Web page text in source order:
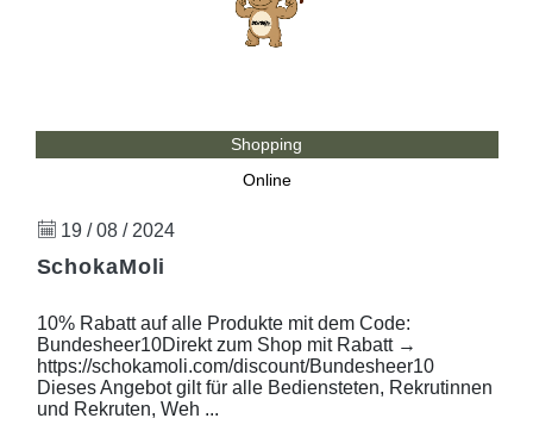
Shopping
Online
19 / 08 / 2024
SchokaMoli
10% Rabatt auf alle Produkte mit dem Code:
Bundesheer10Direkt zum Shop mit Rabatt →
https://schokamoli.com/discount/Bundesheer10
Dieses Angebot gilt für alle Bediensteten, Rekrutinnen
und Rekruten, Weh ...